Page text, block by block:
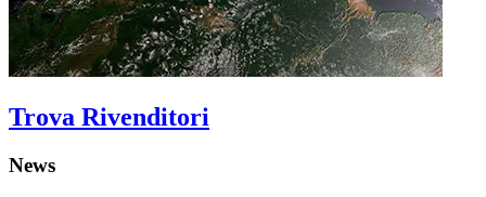
Trova Rivenditori
News